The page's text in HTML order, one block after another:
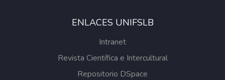
ENLACES UNIFSLB
Intranet
Revista Científica e Intercultural
Repositorio DSpace